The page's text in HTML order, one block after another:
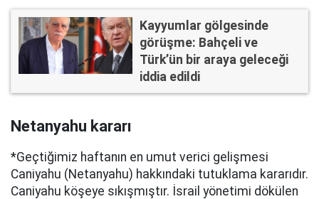
Kayyumlar gölgesinde
görüşme: Bahçeli ve
Türk’ün bir araya geleceği
iddia edildi
Netanyahu kararı
*Geçtiğimiz haftanın en umut verici gelişmesi
Caniyahu (Netanyahu) hakkındaki tutuklama kararıdır.
Caniyahu köşeye sıkışmıştır. İsrail yönetimi dökülen